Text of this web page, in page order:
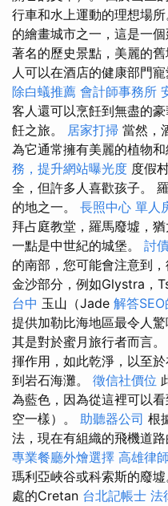
行車和水上運動的理想場
的繪畫城市之一，這是一
著名的歷史景點，美麗的
人可以在酒店的健康部門寵
除白蟻推薦 會計師事務所
客人還可以烹飪到無盡的
飪之旅。 居家打掃 當然，
為它通常擁有美麗的植物和
務，提升網站曝光度 度假
全，但許多人喜歡孩子。
的地之一。 長照中心 單人
拜占庭教堂，羅馬廢墟，
一點是中世紀的城堡。 討
的南部，您可能會注意到
金沙部分，例如Glystra，
台中 玉山（Jade 解答
提供加勒比海地區最令人
其是對於蜜月旅行者而言
揮作用，如此乾淨，以至
到岩石海灘。 徵信社價位
為藍色，因為從這裡可以
空一樣）。 助聽器公司 根
法，現在有組織的飛機道路
專業餐廳外燴選擇 高雄律師
瑪利亞峽谷或科索斯的廢墟
處的Cretan 台北記帳士 法